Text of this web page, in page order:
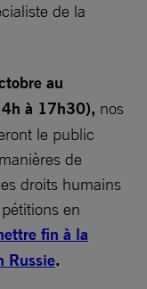
de la
au
à 17h30), nos
le public
de
droits humains
en
fin à la
Russie.